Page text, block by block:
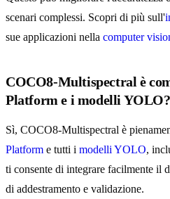
scenari complessi. Scopri di più sull'
sue applicazioni nella computer
COCO8-Multispectral è
Platform e i modelli YOLO?
Sì, COCO8-Multispectral è
Platform e tutti i modelli YOLO,
ti consente di integrare facilmente il
di addestramento e validazione.